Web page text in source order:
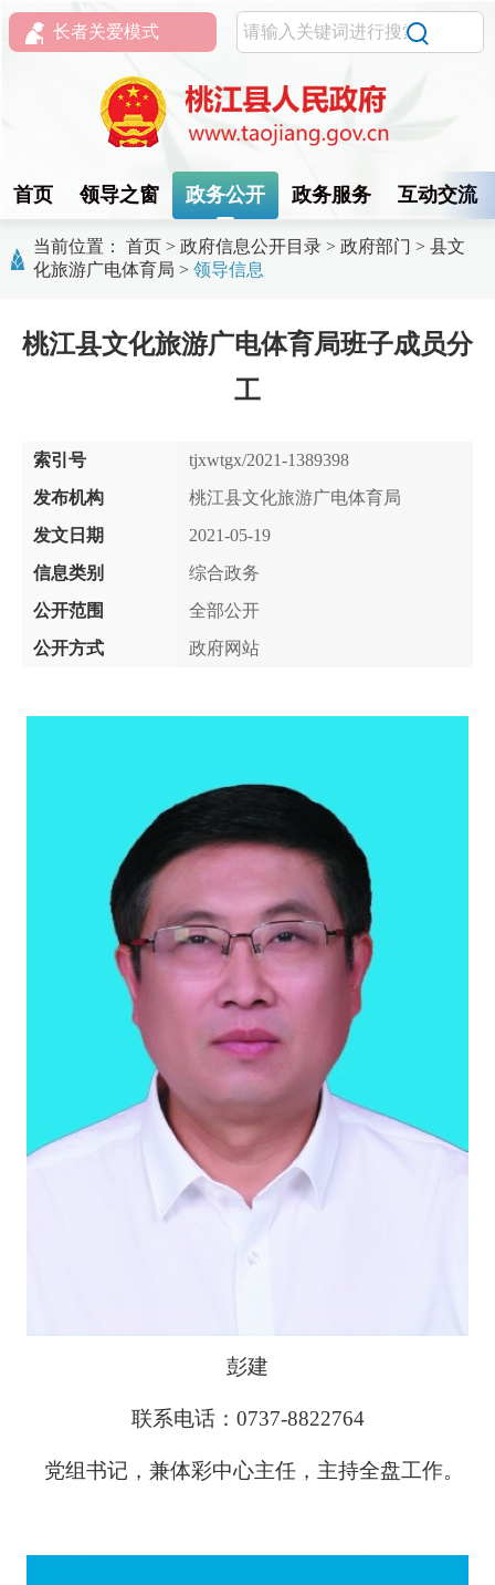
长者关爱模式
首页 领导之窗 政务公开 政务服务 互动交流
当前位置： 首页 > 政府信息公开目录 > 政府部门 > 县文
化旅游广电体育局 > 领导信息
桃江县文化旅游广电体育局班子成员分
工
索引号
tjxwtgx/2021-1389398
发布机构
桃江县文化旅游广电体育局
发文日期
2021-05-19
信息类别
综合政务
公开范围
全部公开
公开方式
政府网站
彭建
联系电话：0737-8822764
党组书记，兼体彩中心主任，主持全盘工作。